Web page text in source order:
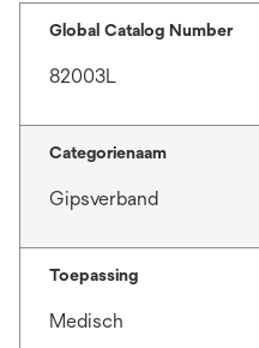
Global Catalog Number
82003L
Categorienaam
Gipsverband
Toepassing
Medisch